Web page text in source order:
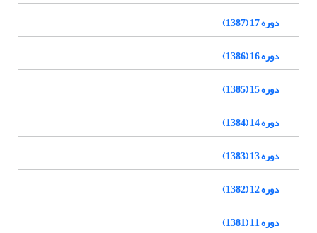
دوره 17 (1387)
دوره 16 (1386)
دوره 15 (1385)
دوره 14 (1384)
دوره 13 (1383)
دوره 12 (1382)
دوره 11 (1381)